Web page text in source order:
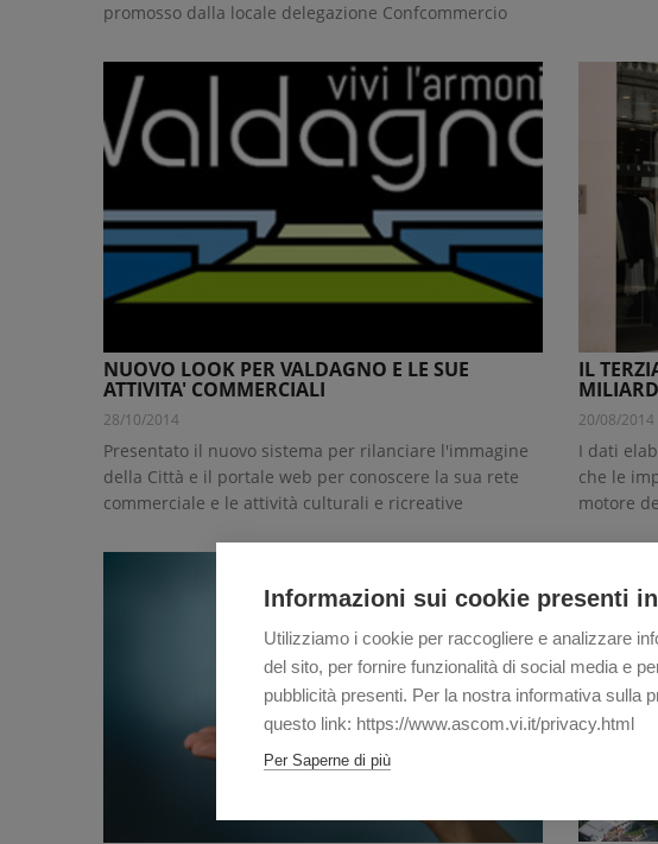
promosso dalla locale delegazione Confcommercio
NUOVO LOOK PER VALDAGNO E LE SUE
ATTIVITA' COMMERCIALI
28/10/2014
Presentato il nuovo sistema per rilanciare l'immagine
della Città e il portale web per conoscere la sua rete
commerciale e le attività culturali e ricreative
IL
20/08/2014
I dati
che le
motore
Informazioni sui cookie presenti
Utilizziamo i cookie per raccogliere e analizzare
del sito, per fornire funzionalità di social media e
pubblicità presenti. Per la nostra informativa sulla
questo link: https://www.ascom.vi.it/privacy.html
Per Saperne di più